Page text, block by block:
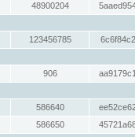
48900204
123456785
906
586640
586650